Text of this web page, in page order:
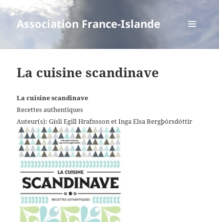
Association France-Islande
La cuisine scandinave
La cuisine scandinave
Recettes authentiques
Auteur(s): Gísli Egill Hrafnsson et Inga Elsa Bergþórsdóttir